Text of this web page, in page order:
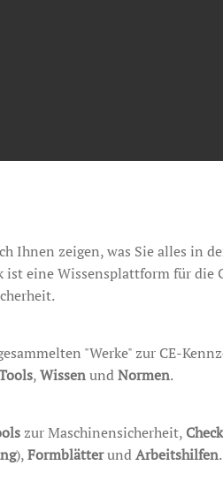
Ihnen zeigen, was Sie alles in
eine Wissensplattform für die
"Werke" zur CE-
,WissenundNormen.
zur Maschinensicherheit,
),FormblätterundArbeitshilfen.